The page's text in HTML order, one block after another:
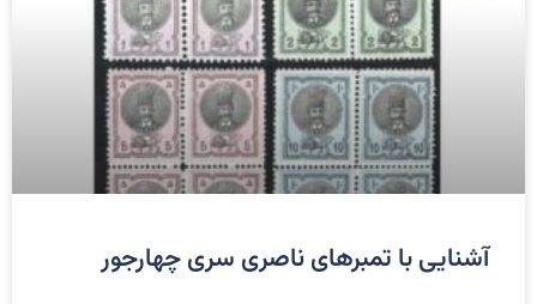
آشنایی با تمبرهای ناصری سری چهارجور